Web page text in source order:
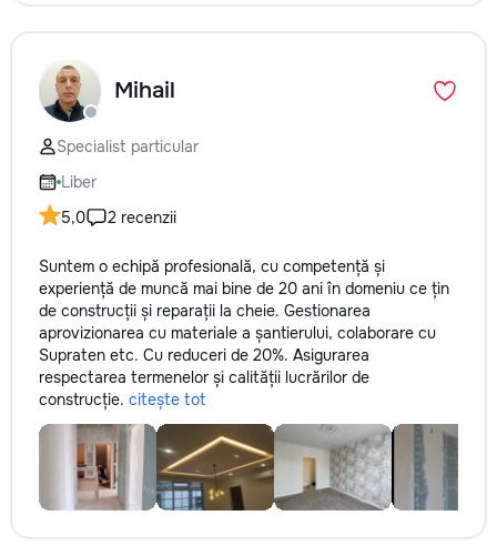
Mihail
Specialist particular
Liber
5,0
2 recenzii
Suntem o echipă profesională, cu competență și
experiență de muncă mai bine de 20 ani în domeniu ce țin
de construcții și reparații la cheie. Gestionarea
aprovizionarea cu materiale a șantierului, colaborare cu
Supraten etc. Cu reduceri de 20%. Asigurarea
respectarea termenelor și calității lucrărilor de
construcție. citește tot